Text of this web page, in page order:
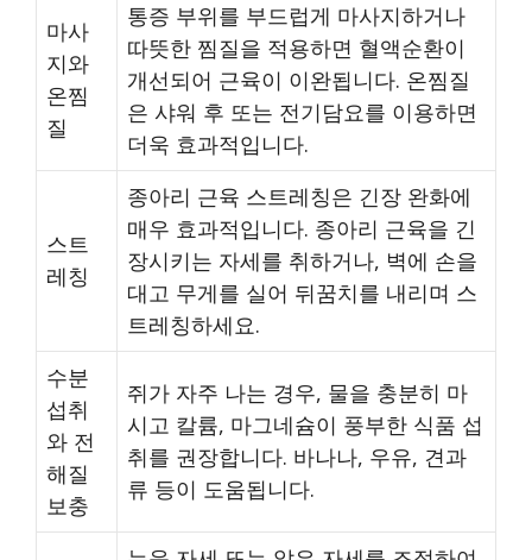
마사
지와
온찜
질
통증 부위를 부드럽게 마사지하거나
따뜻한 찜질을 적용하면 혈액순환이
개선되어 근육이 이완됩니다. 온찜질
은 샤워 후 또는 전기담요를 이용하면
더욱 효과적입니다.
스트
레칭
종아리 근육 스트레칭은 긴장 완화에
매우 효과적입니다. 종아리 근육을 긴
장시키는 자세를 취하거나, 벽에 손을
대고 무게를 실어 뒤꿈치를 내리며 스
트레칭하세요.
수분
섭취
와 전
해질
보충
쥐가 자주 나는 경우, 물을 충분히 마
시고 칼륨, 마그네슘이 풍부한 식품 섭
취를 권장합니다. 바나나, 우유, 견과
류 등이 도움됩니다.